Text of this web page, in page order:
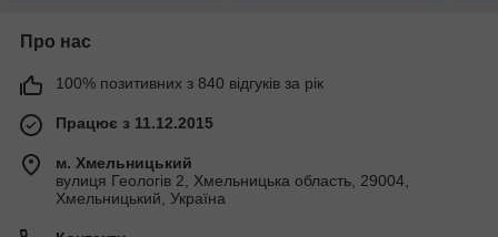
Про нас
100% позитивних з 840 відгуків за рік
Працює з 11.12.2015
м. Хмельницький
вулиця Геологів 2, Хмельницька область, 29004,
Хмельницький, Україна